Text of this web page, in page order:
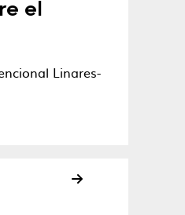
el
Linares-